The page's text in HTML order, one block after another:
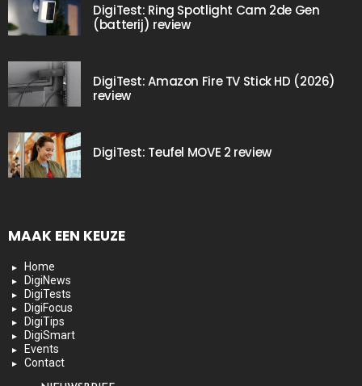
DigiTest: Ring Spotlight Cam 2de Gen
(batterij) review
DigiTest: Amazon Fire TV Stick HD (2026)
review
DigiTest: Teufel MOVE 2 review
MAAK EEN KEUZE
Home
DigiNews
DigiTests
DigiFocus
DigiTips
DigiSmart
Events
Contact